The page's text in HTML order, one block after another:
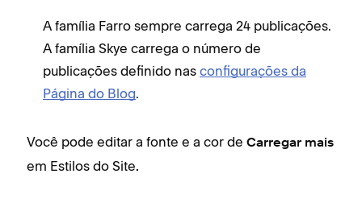
A família Farro sempre carrega 24 publicações.
A família Skye carrega o número de
publicações definido nas configurações da
Página do Blog.
Você pode editar a fonte e a cor de Carregar mais
em Estilos do Site.